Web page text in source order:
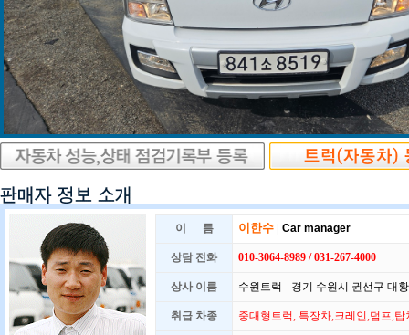
이 름 이한수 | Car manager
상담 전화 010-3064-8989 / 031-267-4000
상사 이름 수원트럭 - 경기 수원시 권선구 대
취급 차종 중대형트럭, 특장차,크레인,덤프,탑